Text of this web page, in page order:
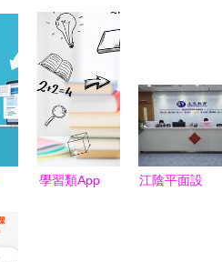
開發開班儀
式 開啟數
字時代技能
新篇章
能智慧教育
未來
學習類App
江陰平面設